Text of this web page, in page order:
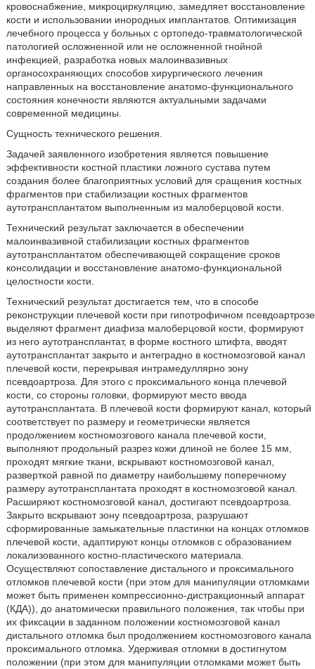
кровоснабжение, микроциркуляцию, замедляет восстановление
кости и использовании инородных имплантатов. Оптимизация
лечебного процесса у больных с ортопедо-травматологической
патологией осложненной или не осложненной гнойной
инфекцией, разработка новых малоинвазивных
органосохраняющих способов хирургического лечения
направленных на восстановление анатомо-функционального
состояния конечности являются актуальными задачами
современной медицины.
Сущность технического решения.
Задачей заявленного изобретения является повышение
эффективности костной пластики ложного сустава путем
создания более благоприятных условий для сращения костных
фрагментов при стабилизации костных фрагментов
аутотрансплантатом выполненным из малоберцовой кости.
Технический результат заключается в обеспечении
малоинвазивной стабилизации костных фрагментов
аутотрансплантатом обеспечивающей сокращение сроков
консолидации и восстановление анатомо-функциональной
целостности кости.
Технический результат достигается тем, что в способе
реконструкции плечевой кости при гипотрофичном псевдоартрозе
выделяют фрагмент диафиза малоберцовой кости, формируют
из него аутотрансплантат, в форме костного штифта, вводят
аутотрансплантат закрыто и антеградно в костномозговой канал
плечевой кости, перекрывая интрамедуллярно зону
псевдоартроза. Для этого с проксимального конца плечевой
кости, со стороны головки, формируют место ввода
аутотрансплантата. В плечевой кости формируют канал, который
соответствует по размеру и геометрически является
продолжением костномозгового канала плечевой кости,
выполняют продольный разрез кожи длиной не более 15 мм,
проходят мягкие ткани, вскрывают костномозговой канал,
разверткой равной по диаметру наибольшему поперечному
размеру аутотрансплантата проходят в костномозговой канал.
Расширяют костномозговой канал, достигают псевдоартроза.
Закрыто вскрывают зону псевдоартроза, разрушают
сформированные замыкательные пластинки на концах отломков
плечевой кости, адаптируют концы отломков с образованием
локализованного костно-пластического материала.
Осуществляют сопоставление дистального и проксимального
отломков плечевой кости (при этом для манипуляции отломками
может быть применен компрессионно-дистракционный аппарат
(КДА)), до анатомически правильного положения, так чтобы при
их фиксации в заданном положении костномозговой канал
дистального отломка был продолжением костномозгового канала
проксимального отломка. Удерживая отломки в достигнутом
положении (при этом для манипуляции отломками может быть